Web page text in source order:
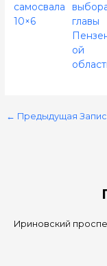
самосвала
10×6
главы
ой
← Предыдущая
Ириновский